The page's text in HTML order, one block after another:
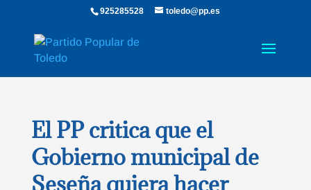
925285528 toledo@pp.es
El PP critica que el
Gobierno municipal de
Seseña quiera hacer